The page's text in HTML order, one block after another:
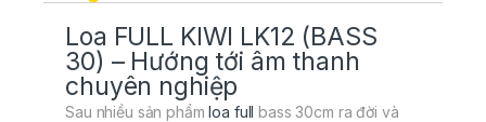
Loa FULL KIWI LK12 (BASS
30) – Hướng tới âm thanh
chuyên nghiệp
Sau nhiều sản phẩmloa full bass 30cm ra đời và